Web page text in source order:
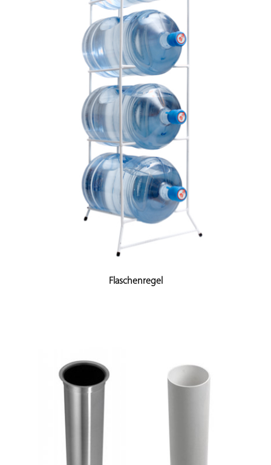
Flaschenregel